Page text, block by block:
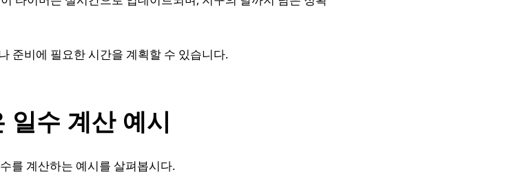
준비에 필요한 시간을 계획할 수 있습니다.
일수 계산 예시
를 계산하는 예시를 살펴봅시다.